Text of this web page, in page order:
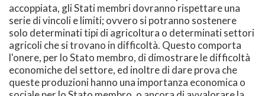
accoppiata, gli Stati membri dovranno rispettare una
serie di vincoli e limiti; ovvero si potranno sostenere
solo determinati tipi di agricoltura o determinati settori
agricoli che si trovano in difficoltà. Questo comporta
l'onere, per lo Stato membro, di dimostrare le difficoltà
economiche del settore, ed inoltre di dare prova che
queste produzioni hanno una importanza economica o